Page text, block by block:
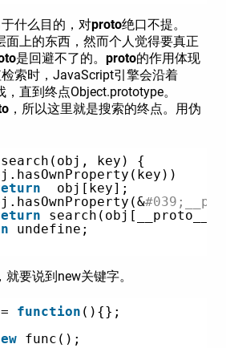
什么目的，对proto绝口不提。
面上的东西，然而个人觉得要真正
是回避不了的。 proto的作用体现
索时，JavaScript引擎会沿着
直到终点Object.prototype。
，所以这里就是搜索的终点。用伪
search(obj, key) {
obj[key];
undefine;
就要说到new关键字。
function (){};
func();